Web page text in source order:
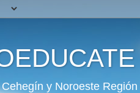
y Noroeste